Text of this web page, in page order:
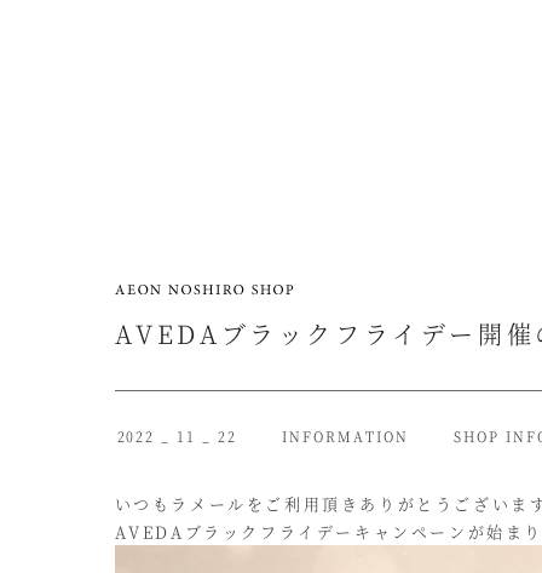
AVEDAブラックフライデー開
2022 _ 11 _ 22 INFORMATION SHOP
いつもラメールをご利用頂きありがとうございま
AVEDAブラックフライデーキャンペーンが始ま